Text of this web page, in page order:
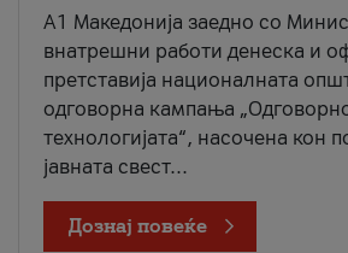
A1 Македонија заедно со
внатрешни работи денеска и
претставија националната
одговорна кампања
технологијата“, насочена кон
јавната свест...
Дознај повеќе